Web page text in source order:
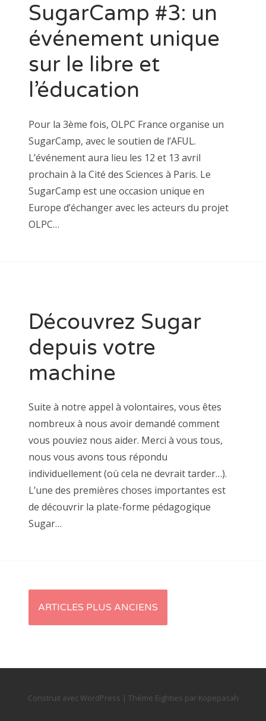
SugarCamp #3: un
événement unique
sur le libre et
l’éducation
Pour la 3ème fois, OLPC France organise un
SugarCamp, avec le soutien de l’AFUL.
L’événement aura lieu les 12 et 13 avril
prochain à la Cité des Sciences à Paris. Le
SugarCamp est une occasion unique en
Europe d’échanger avec les acteurs du projet
OLPC…
Découvrez Sugar
depuis votre
machine
Suite à notre appel à volontaires, vous êtes
nombreux à nous avoir demandé comment
vous pouviez nous aider. Merci à vous tous,
nous vous avons tous répondu
individuellement (où cela ne devrait tarder…).
L’une des premières choses importantes est
de découvrir la plate-forme pédagogique
Sugar…
Navigation des articles
ARTICLES PLUS ANCIENS
Construit avec WordPress | Thème Eighties par Kopepasah